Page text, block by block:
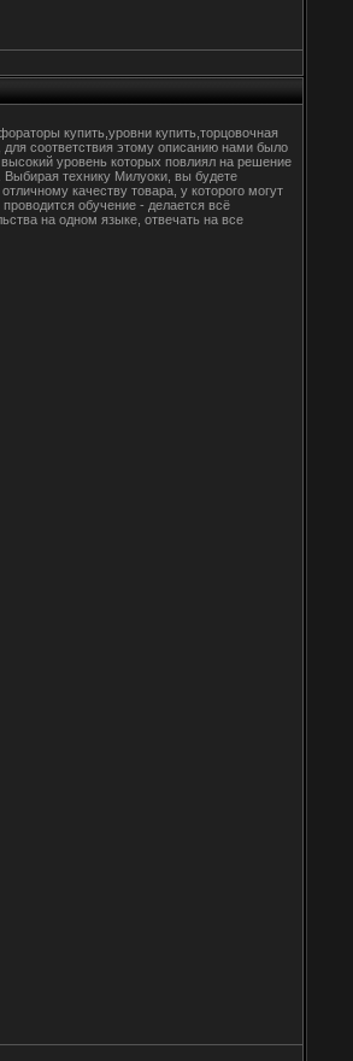
купить,уровни купить,торцовочная
соответствия этому описанию нами было
уровень которых повлиял на решение
Выбирая технику Милуоки, вы будете
качеству товара, у которого могут
обучение - делается всё
на одном языке, отвечать на все